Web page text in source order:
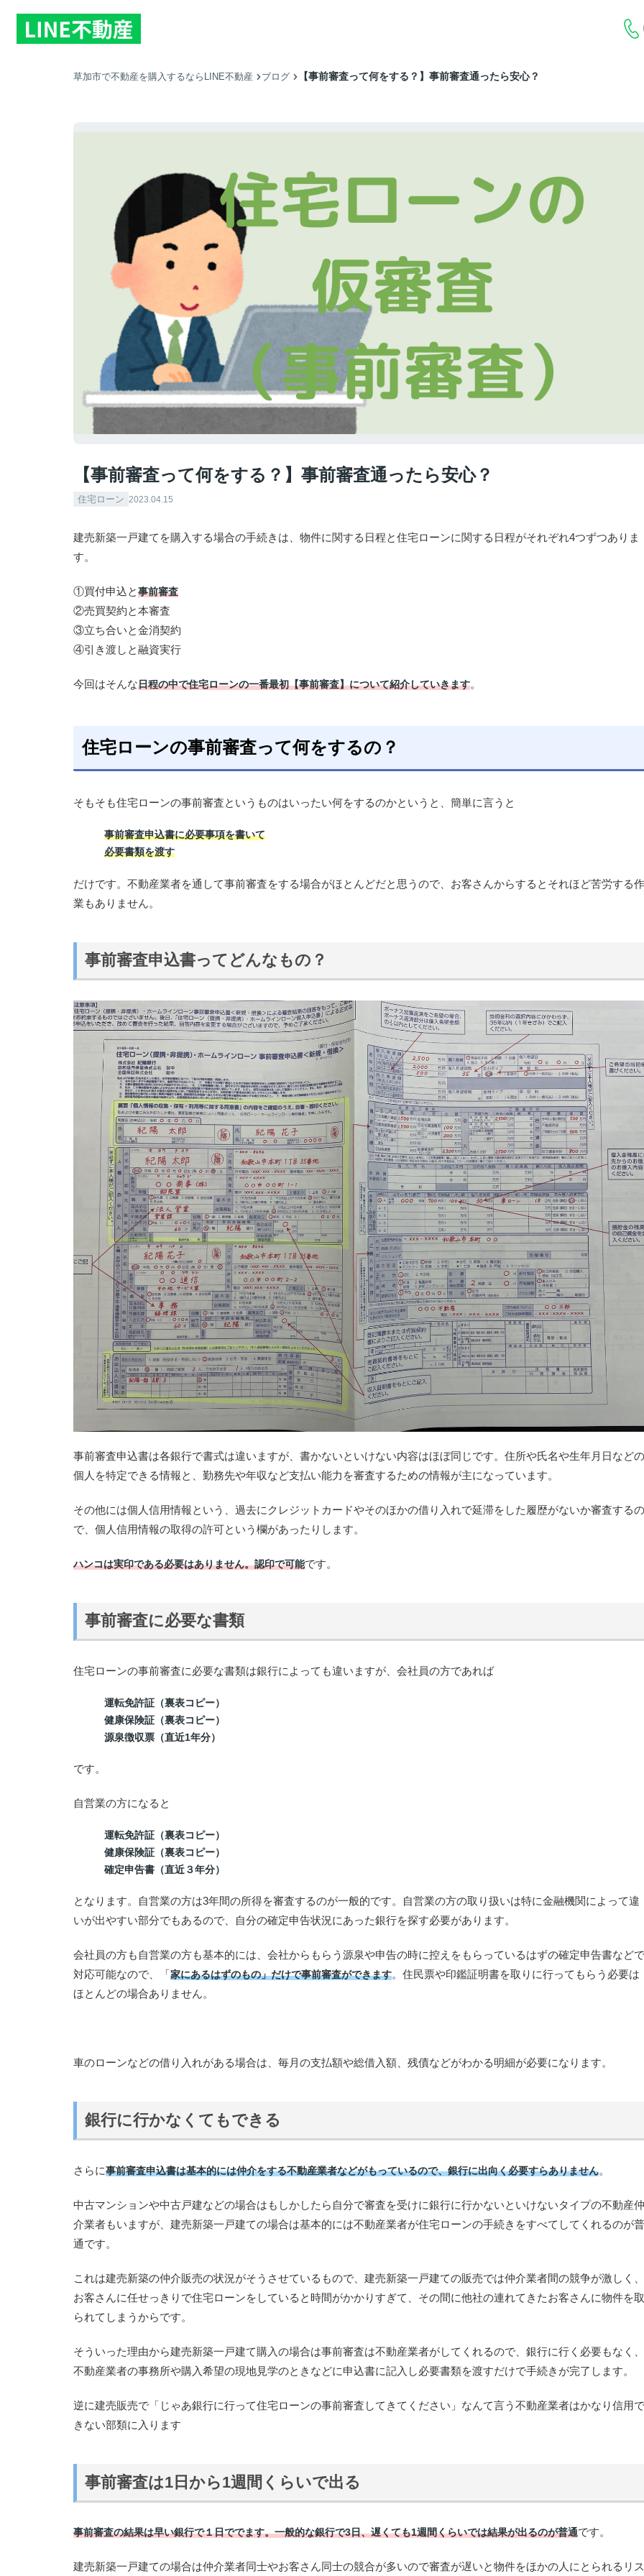
草加市で不動産を購入するならLINE不動産 ブログ 【事前審査って何をする？】事前審査通ったら安心？
【事前審査って何をする？】事前審査通ったら安心？
住宅ローン 2023.04.15
建売新築一戸建てを購入する場合の手続きは、物件に関する日程と住宅ローンに関する日程がそれぞれ4つずつありま
す。
①買付申込と事前審査
②売買契約と本審査
③立ち合いと金消契約
④引き渡しと融資実行
今回はそんな日程の中で住宅ローンの一番最初【事前審査】について紹介していきます。
住宅ローンの事前審査って何をするの？
そもそも住宅ローンの事前審査というものはいったい何をするのかというと、簡単に言うと
事前審査申込書に必要事項を書いて
必要書類を渡す
だけです。不動産業者を通して事前審査をする場合がほとんどだと思うので、お客さんからするとそれほど苦労する作
業もありません。
事前審査申込書ってどんなもの？
事前審査申込書は各銀行で書式は違いますが、書かないといけない内容はほぼ同じです。住所や氏名や生年月日などの
個人を特定できる情報と、勤務先や年収など支払い能力を審査するための情報が主になっています。
その他には個人信用情報という、過去にクレジットカードやそのほかの借り入れで延滞をした履歴がないか審査するの
で、個人信用情報の取得の許可という欄があったりします。
ハンコは実印である必要はありません。認印で可能です。
事前審査に必要な書類
住宅ローンの事前審査に必要な書類は銀行によっても違いますが、会社員の方であれば
運転免許証（裏表コピー）
健康保険証（裏表コピー）
源泉徴収票（直近1年分）
です。
自営業の方になると
運転免許証（裏表コピー）
健康保険証（裏表コピー）
確定申告書（直近３年分）
となります。自営業の方は3年間の所得を審査するのが一般的です。自営業の方の取り扱いは特に金融機関によって違
いが出やすい部分でもあるので、自分の確定申告状況にあった銀行を探す必要があります。
会社員の方も自営業の方も基本的には、会社からもらう源泉や申告の時に控えをもらっているはずの確定申告書などで
対応可能なので、「家にあるはずのもの」だけで事前審査ができます。住民票や印鑑証明書を取りに行ってもらう必要は
ほとんどの場合ありません。
車のローンなどの借り入れがある場合は、毎月の支払額や総借入額、残債などがわかる明細が必要になります。
銀行に行かなくてもできる
さらに事前審査申込書は基本的には仲介をする不動産業者などがもっているので、銀行に出向く必要すらありません。
中古マンションや中古戸建などの場合はもしかしたら自分で審査を受けに銀行に行かないといけないタイプの不動産仲
介業者もいますが、建売新築一戸建ての場合は基本的には不動産業者が住宅ローンの手続きをすべてしてくれるのが普
通です。
これは建売新築の仲介販売の状況がそうさせているもので、建売新築一戸建ての販売では仲介業者間の競争が激しく、
お客さんに任せっきりで住宅ローンをしていると時間がかかりすぎて、その間に他社の連れてきたお客さんに物件を取
られてしまうからです。
そういった理由から建売新築一戸建て購入の場合は事前審査は不動産業者がしてくれるので、銀行に行く必要もなく、
不動産業者の事務所や購入希望の現地見学のときなどに申込書に記入し必要書類を渡すだけで手続きが完了します。
逆に建売販売で「じゃあ銀行に行って住宅ローンの事前審査してきてください」なんて言う不動産業者はかなり信用で
きない部類に入ります
事前審査は1日から1週間くらいで出る
事前審査の結果は早い銀行で１日ででます。一般的な銀行で3日、遅くても1週間くらいでは結果が出るのが普通です。
建売新築一戸建ての場合は仲介業者同士やお客さん同士の競合が多いので審査が遅いと物件をほかの人にとられるリス